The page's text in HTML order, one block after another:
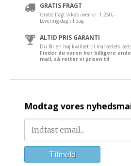
GRATIS FRAGT
Gratis fragt v/køb over kr. 1.250,-
Levering dag til dag.
ALTID PRIS GARANTI
Du får en høj kvalitet til markedets
Finder du varen her billigere
mail, så retter vi prisen til
Modtag vores